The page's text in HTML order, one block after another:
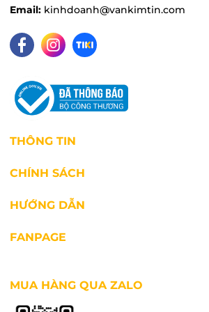
Máy ép trái cây công suất mạnh
phút đã có ly nước ép ngon.
Email: kinhdoanh@vankimtin.com
THÔNG TIN
CHÍNH SÁCH
HƯỚNG DẪN
FANPAGE
MUA HÀNG QUA ZALO